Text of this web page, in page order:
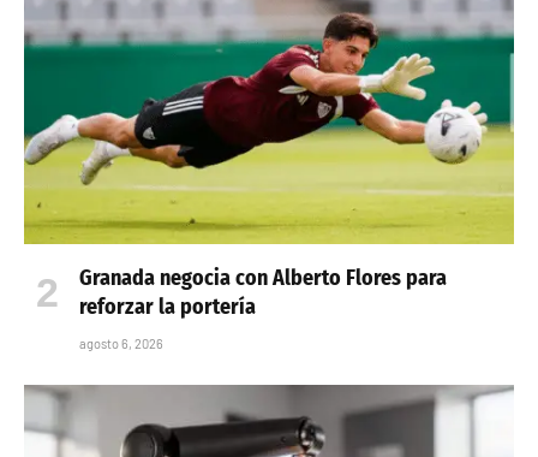
Granada negocia con Alberto Flores para
reforzar la portería
agosto 6, 2026